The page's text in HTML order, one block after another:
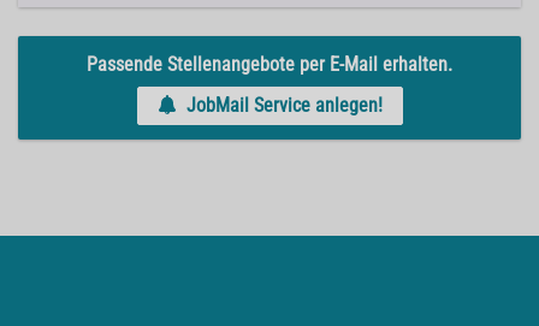
Passende Stellenangebote per E-Mail erhalten.
JobMail Service anlegen!